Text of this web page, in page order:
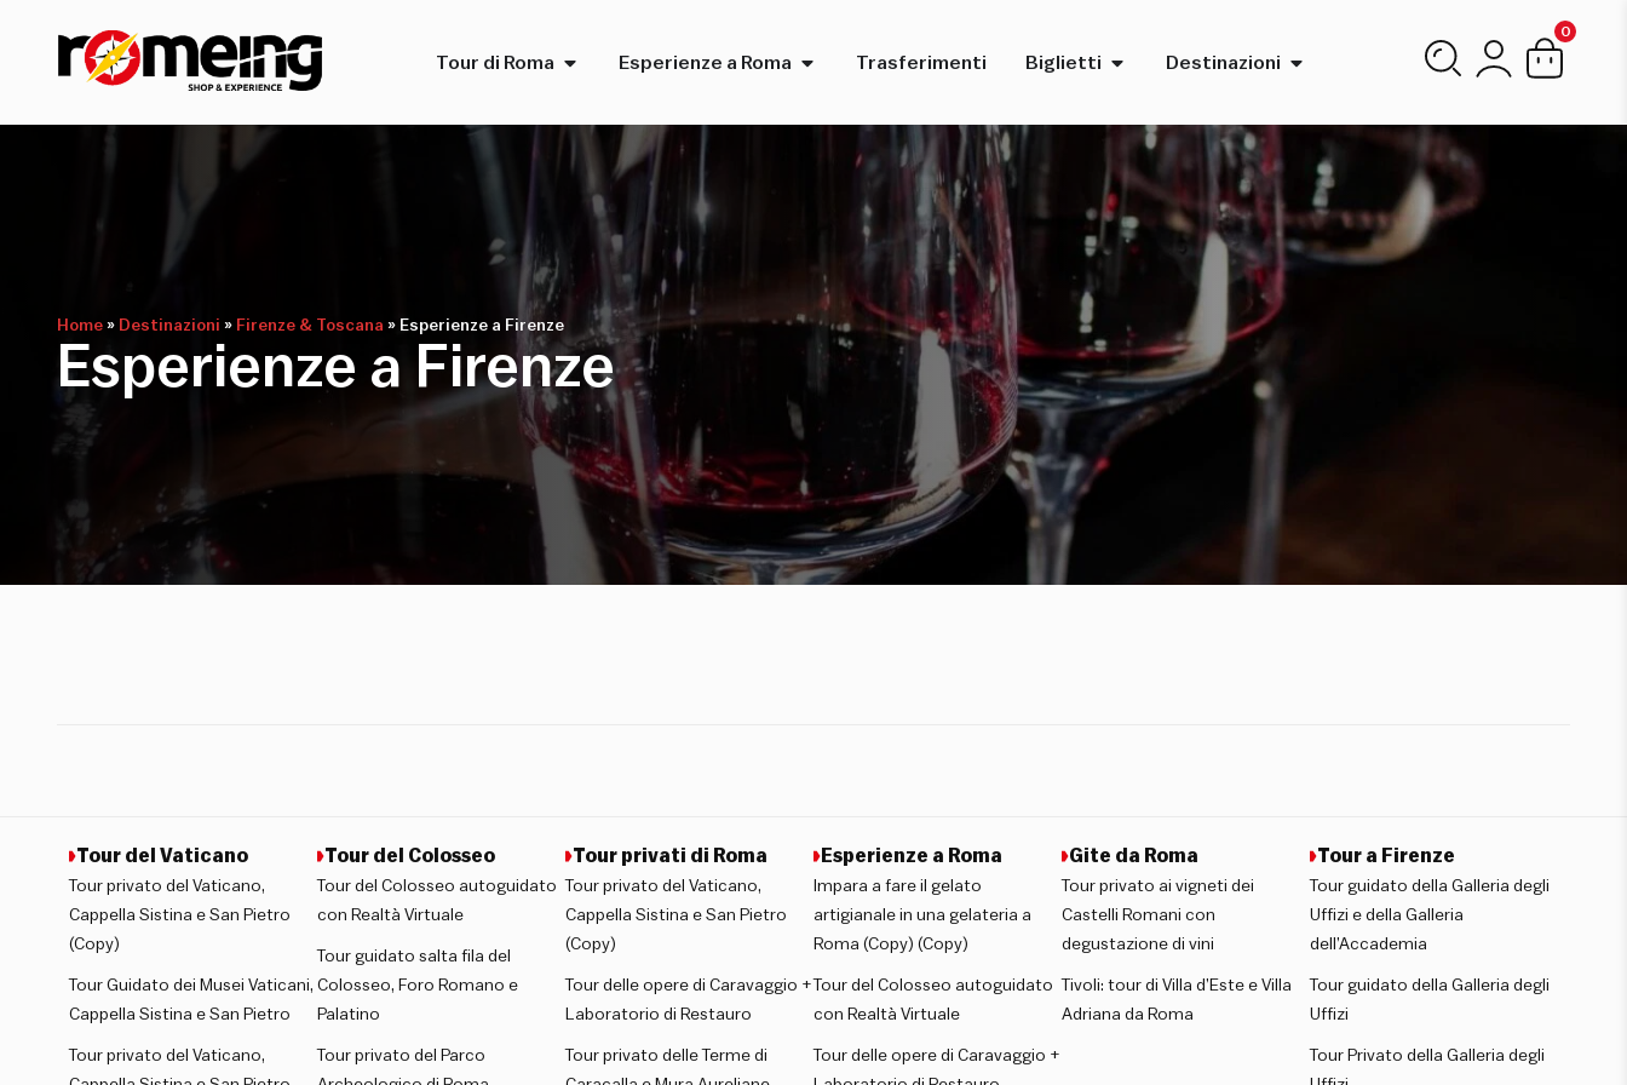
Tour di Roma Esperienze a Roma Trasferimenti Biglietti Destinazioni
0
Home » Destinazioni » Firenze & Toscana » Esperienze a Firenze
Esperienze a Firenze
Tour del Vaticano
Tour privato del Vaticano,
Cappella Sistina e San Pietro
(Copy)
Tour Guidato dei Musei Vaticani,
Cappella Sistina e San Pietro
Tour privato del Vaticano,
Tour del Colosseo
Tour del Colosseo autoguidato
con Realtà Virtuale
Tour guidato salta fila del
Colosseo, Foro Romano e
Palatino
Tour privato del Parco
Tour privati di Roma
Tour privato del Vaticano,
Cappella Sistina e San Pietro
(Copy)
Tour delle opere di Caravaggio +
Laboratorio di Restauro
Tour privato delle Terme di
Esperienze a Roma
Impara a fare il gelato
artigianale in una gelateria a
Roma (Copy) (Copy)
Tour del Colosseo autoguidato
con Realtà Virtuale
Tour delle opere di Caravaggio +
Gite da Roma
Tour privato ai vigneti dei
Castelli Romani con
degustazione di vini
Tivoli: tour di Villa d’Este e Villa
Adriana da Roma
Tour a Firenze
Tour guidato della Galleria degli
Uffizi e della Galleria
dell’Accademia
Tour guidato della Galleria degli
Uffizi
Tour Privato della Galleria degli